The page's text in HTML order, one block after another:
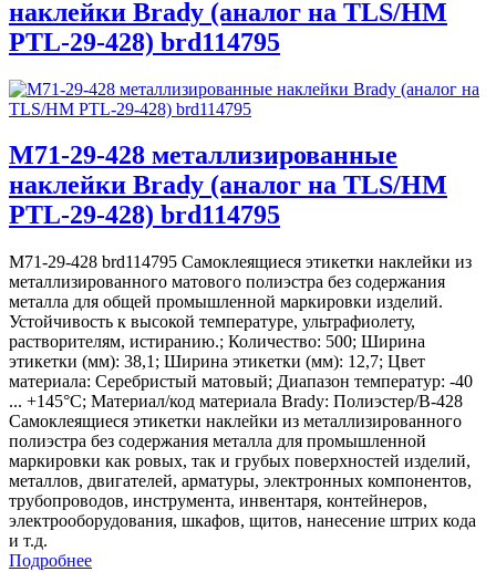
наклейки Brady (аналог на TLS/HM
PTL-29-428) brd114795
M71-29-428 металлизированные
наклейки Brady (аналог на TLS/HM
PTL-29-428) brd114795
M71-29-428 brd114795 Самоклеящиеся этикетки наклейки из
металлизированного матового полиэстра без содержания
металла для общей промышленной маркировки изделий.
Устойчивость к высокой температуре, ультрафиолету,
растворителям, истиранию.; Количество: 500; Ширина
этикетки (мм): 38,1; Ширина этикетки (мм): 12,7; Цвет
материала: Серебристый матовый; Диапазон температур: -40
... +145°С; Материал/код материала Brady: Полиэстер/В-428
Самоклеящиеся этикетки наклейки из металлизированного
полиэстра без содержания металла для промышленной
маркировки как ровых, так и грубых поверхностей изделий,
металлов, двигателей, арматуры, электронных компонентов,
трубопроводов, инструмента, инвентаря, контейнеров,
электрооборудования, шкафов, щитов, нанесение штрих кода
и т.д.
Подробнее